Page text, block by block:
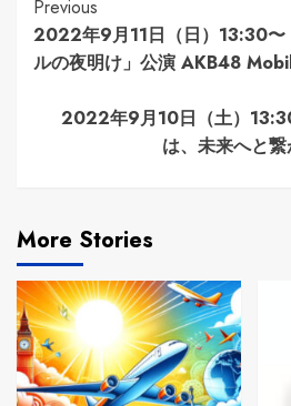
Continue
Reading
Previous
2022年9月11日（日）13:30〜
ルの夜明け」公演 AKB48
2022年9月10日（土）
は、未来へと
More Stories